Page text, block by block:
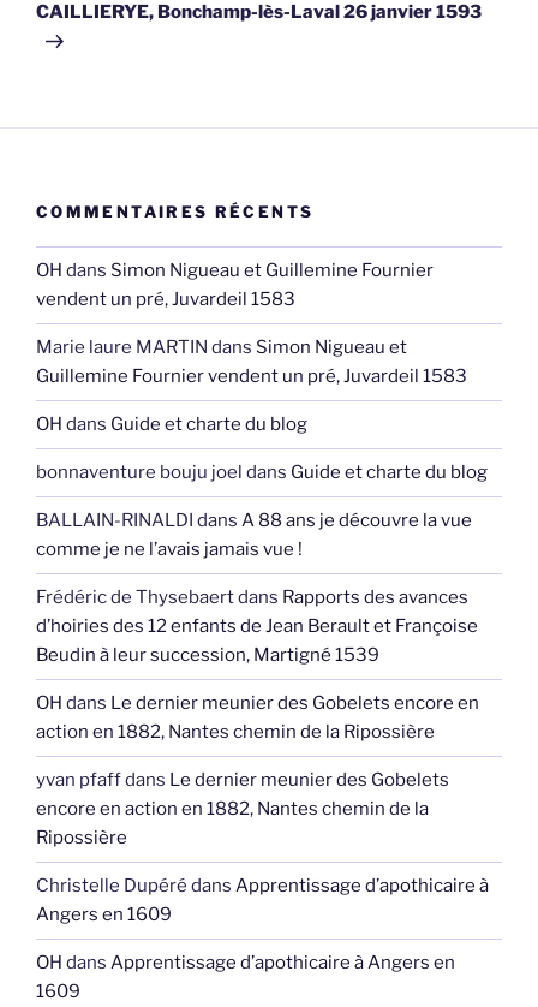
CAILLIERYE, Bonchamp-lès-Laval 26 janvier 1593
COMMENTAIRES RÉCENTS
OH dans Simon Nigueau et Guillemine Fournier
vendent un pré, Juvardeil 1583
Marie laure MARTIN dans Simon Nigueau et
Guillemine Fournier vendent un pré, Juvardeil 1583
OH dans Guide et charte du blog
bonnaventure bouju joel dans Guide et charte du blog
BALLAIN-RINALDI dans A 88 ans je découvre la vue
comme je ne l’avais jamais vue !
Frédéric de Thysebaertdans Rapports des avances
d’hoiries des 12 enfants de Jean Berault et Françoise
Beudin à leur succession, Martigné 1539
OH dans Le dernier meunier des Gobelets encore en
action en 1882, Nantes chemin de la Ripossière
yvan pfaffdans Le dernier meunier des Gobelets
encore en action en 1882, Nantes chemin de la
Ripossière
Christelle Dupéré dans Apprentissage d’apothicaire à
Angers en 1609
OH dans Apprentissage d’apothicaire à Angers en
1609